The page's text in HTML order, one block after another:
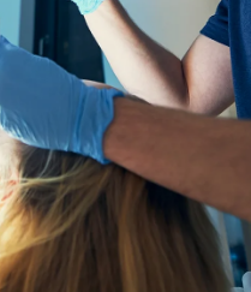
ARTÍCULOS